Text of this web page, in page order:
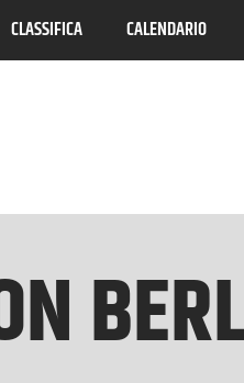
CLASSIFICA CALENDARIO